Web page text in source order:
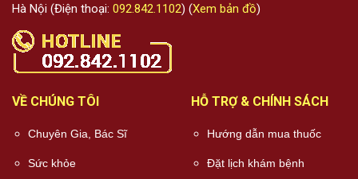
Hà Nội (Điện thoại: 092.842.1102) (Xem bản đồ)
VỀ CHÚNG TÔI
Chuyên Gia, Bác Sĩ
Sức khỏe
HỖ TRỢ & CHÍNH SÁCH
Hướng dẫn mua thuốc
Đặt lịch khám bệnh